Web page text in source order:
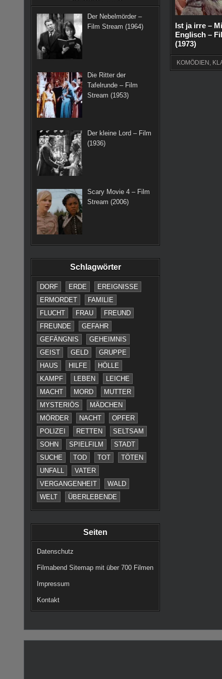
a
m
s
t
Der Nebelmörder –
Film Stream (1964)
Die Ritter der
Tafelrunde – Film
Stream (1953)
Der kleine Lord – Film
(1936)
Scary Movie 4 – Film
Stream (2006)
Schlagwörter
DORF ERDE
EREIGNISSE
ERMORDET
FAMILIE
FLUCHT
FRAU
FREUND
FREUNDE
GEFAHR
GEFÄNGNIS
GEHEIMNIS
GEIST
GELD
GRUPPE
HAUS
HILFE
HÖLLE
KAMPF
LEBEN
LEICHE
MACHT
MORD
MUTTER
MYSTERIÖS
MÄDCHEN
MÖRDER
NACHT
OPFER
POLIZEI
RETTEN
SELTSAM
SOHN
SPIELFILM
STADT
SUCHE
TOD TOT
TÖTEN
UNFALL
VATER
VERGANGENHEIT
WALD
WELT
ÜBERLEBENDE
Seiten
Datenschutz
Filmabend Sitemap mit über 700 Filmen
Impressum
Kontakt
Ist ja irre –
Englisch –
(1973)
KOMÖDIEN